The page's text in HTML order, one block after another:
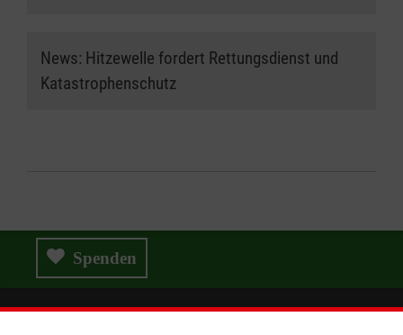
News: Hitzewelle fordert Rettungsdienst und
Katastrophenschutz
Spenden